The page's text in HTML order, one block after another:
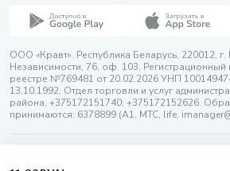
ООО «Кравт». Республика Беларусь, 220012, г.
Независимости, 76, оф. 103.
реестре №769481 от 20.02.2026 УНП
13.10.1992. Отдел торговли и услуг
района, +375172151740; +375172152626.
принимаются: 6378899 (А1, МТС, life,